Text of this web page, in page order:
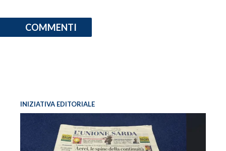
COMMENTI
INIZIATIVA EDITORIALE